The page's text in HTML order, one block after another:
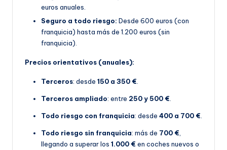
euros anuales.
Seguro a todo riesgo: Desde 600 euros (con
franquicia) hasta más de 1.200 euros (sin
franquicia).
Precios orientativos (anuales):
Terceros: desde 150 a 350 €
Terceros ampliado: entre 250 y 500 €
Todo riesgo con franquicia: desde 400 a 700 €
Todo riesgo sin franquicia: más de 700 €
llegando a superar los 1.000 € en coches nuevos o